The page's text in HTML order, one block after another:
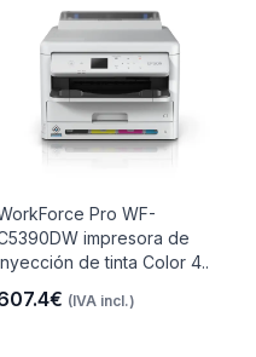
Pro WF-
impresora de
de tinta Color 4..
(IVA incl.)